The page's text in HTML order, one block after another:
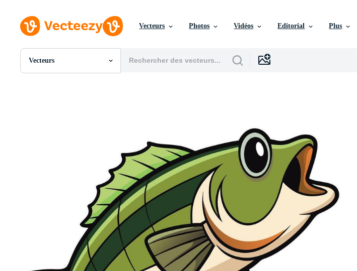
Vecteurs Photos Vidéos Editorial Plus
Vecteurs
Toutes Images
Événements Éditoriaux